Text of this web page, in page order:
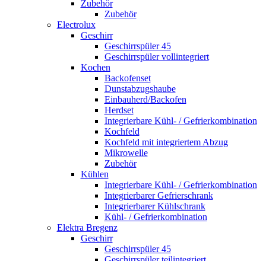
Zubehör
Zubehör
Electrolux
Geschirr
Geschirrspüler 45
Geschirrspüler vollintegriert
Kochen
Backofenset
Dunstabzugshaube
Einbauherd/Backofen
Herdset
Integrierbare Kühl- / Gefrierkombination
Kochfeld
Kochfeld mit integriertem Abzug
Mikrowelle
Zubehör
Kühlen
Integrierbare Kühl- / Gefrierkombination
Integrierbarer Gefrierschrank
Integrierbarer Kühlschrank
Kühl- / Gefrierkombination
Elektra Bregenz
Geschirr
Geschirrspüler 45